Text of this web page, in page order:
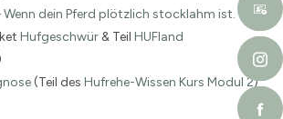
dein Pferd plötzlich stocklahm ist.(Teil
Hufgeschwür & TeilHUFland
(Teil desHufrehe-Wissen Kurs Modul 2)